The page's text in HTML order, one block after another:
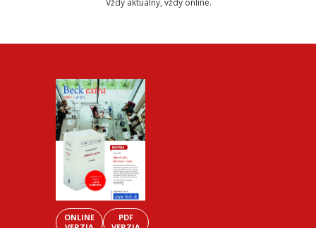
Vždy aktuálny, vždy online.
ONLINE
PDF